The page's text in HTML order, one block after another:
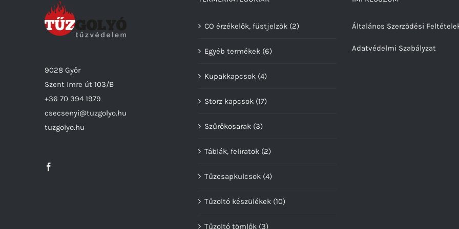
9028 Győr
Szent Imre út 103/B
+36 70 394 1979
csecsenyi@tuzgolyo.hu
tuzgolyo.hu
CO érzékelők, füstjelzők (2)
Egyéb termékek (6)
Kupakkapcsok (4)
Storz kapcsok (17)
Szűrőkosarak (3)
Táblák, feliratok (2)
Tűzcsapkulcsok (4)
Tűzoltó készülékek (10)
Tűzoltó tömlők (3)
Általános Szerződési
Adatvédelmi Szabályzat